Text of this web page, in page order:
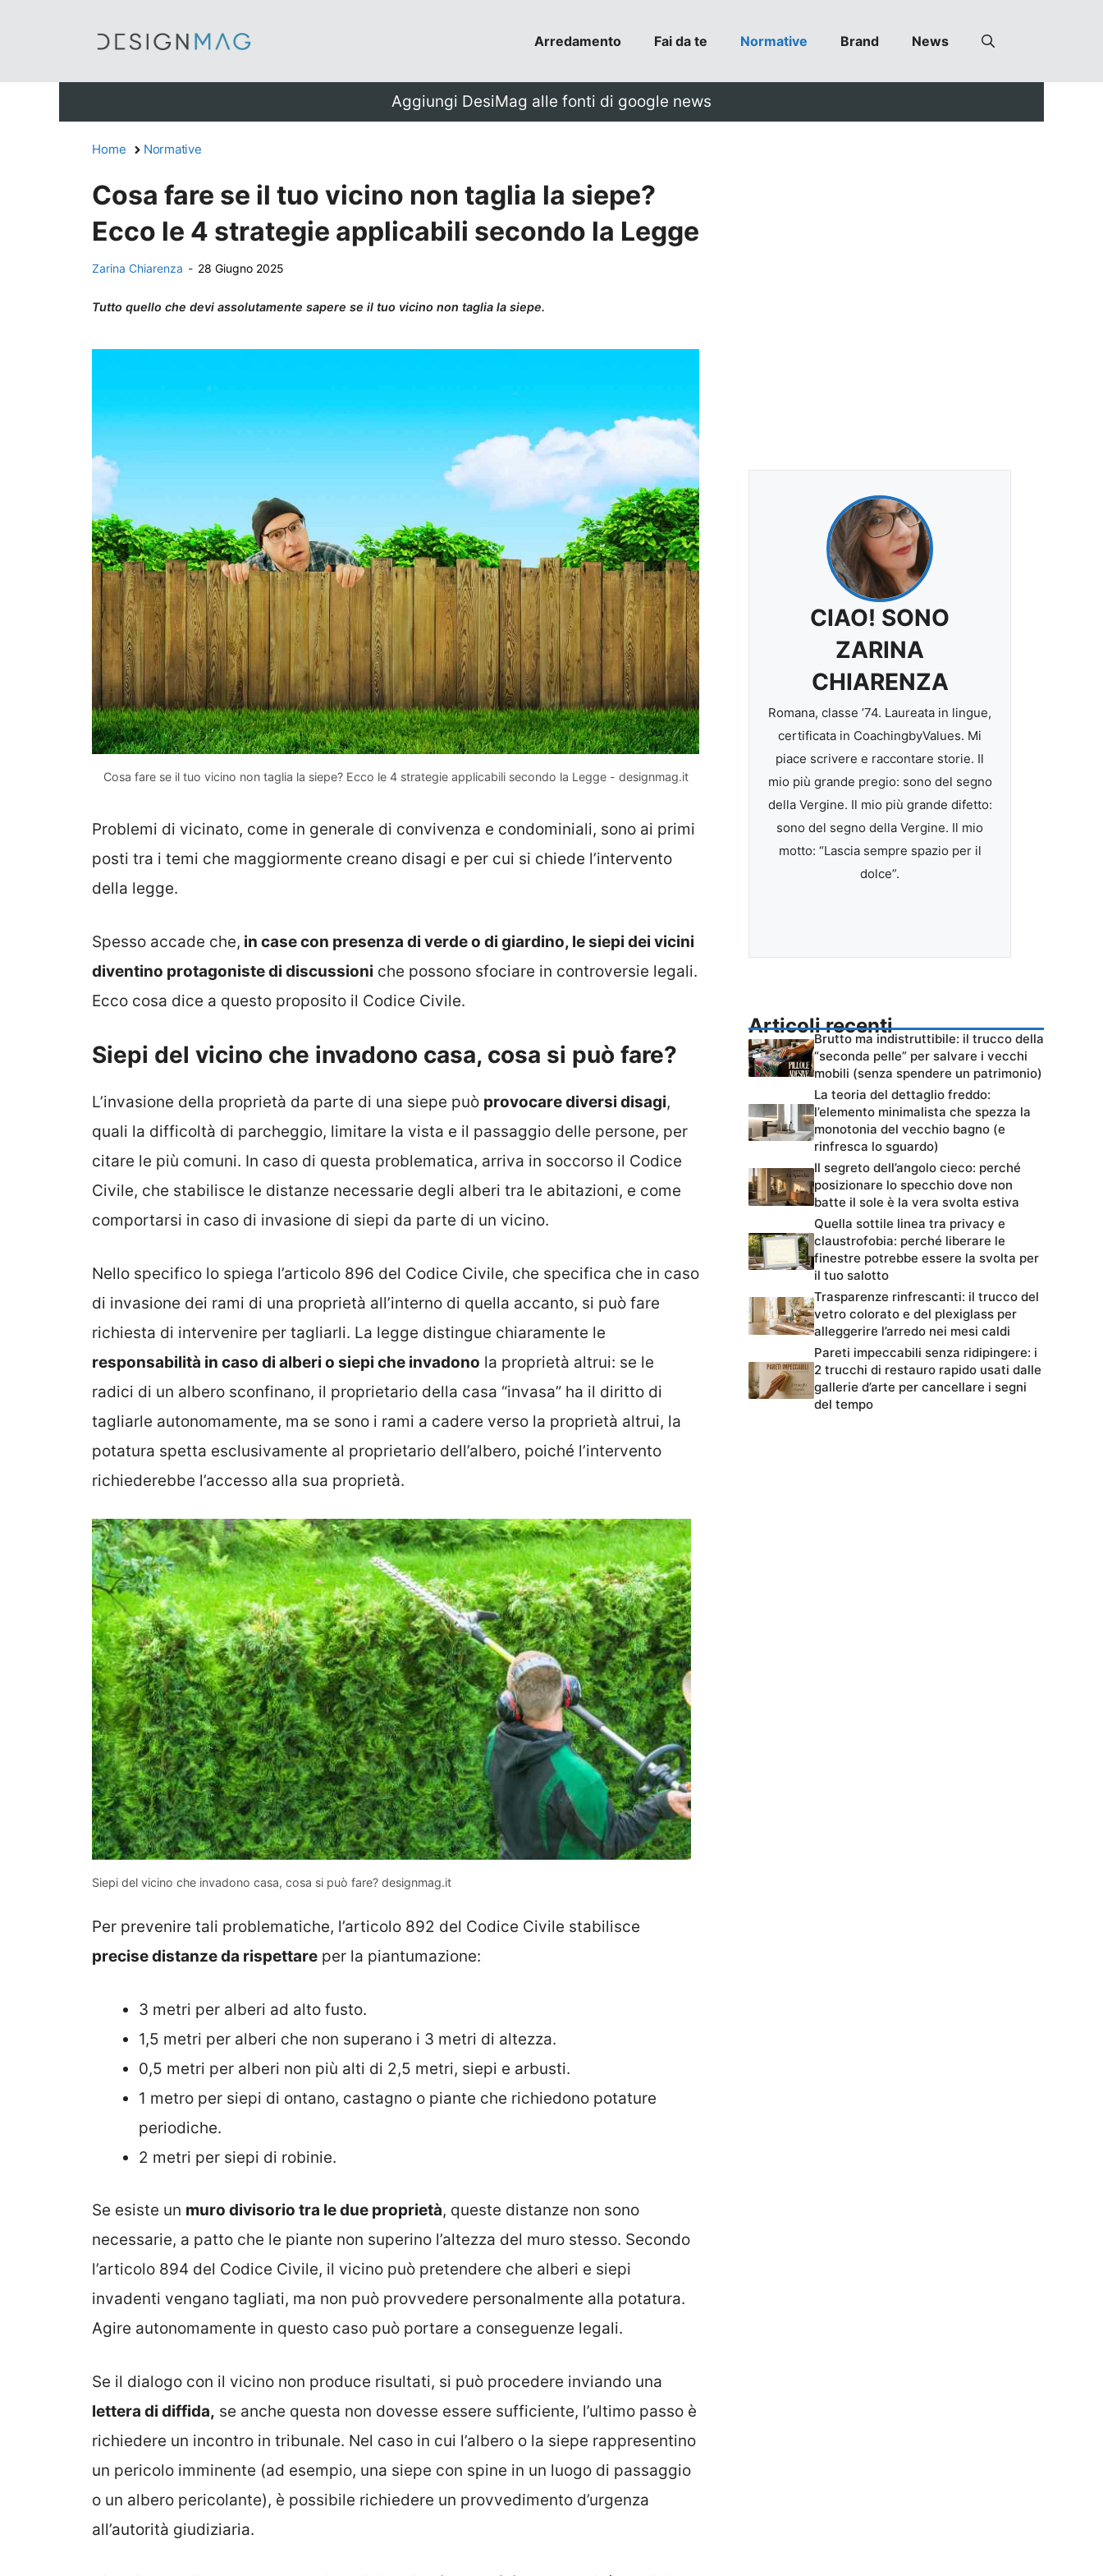
Arredamento Fai da te Normative Brand News
Aggiungi DesiMag alle fonti di google news
Home Normative
Cosa fare se il tuo vicino non taglia la siepe?
Ecco le 4 strategie applicabili secondo la Legge
Zarina Chiarenza - 28 Giugno 2025
Tutto quello che devi assolutamente sapere se il tuo vicino non taglia la siepe.
Cosa fare se il tuo vicino non taglia la siepe? Ecco le 4 strategie applicabili secondo la Legge - designmag.it
Problemi di vicinato, come in generale di convivenza e condominiali, sono ai primi
posti tra i temi che maggiormente creano disagi e per cui si chiede l’intervento
della legge.
Spesso accade che, in case con presenza di verde o di giardino, le siepi dei vicini
diventino protagoniste di discussioni che possono sfociare in controversie legali.
Ecco cosa dice a questo proposito il Codice Civile.
Siepi del vicino che invadono casa, cosa si può fare?
L’invasione della proprietà da parte di una siepe può provocare diversi disagi,
quali la difficoltà di parcheggio, limitare la vista e il passaggio delle persone, per
citare le più comuni. In caso di questa problematica, arriva in soccorso il Codice
Civile, che stabilisce le distanze necessarie degli alberi tra le abitazioni, e come
comportarsi in caso di invasione di siepi da parte di un vicino.
Nello specifico lo spiega l’articolo 896 del Codice Civile, che specifica che in caso
di invasione dei rami di una proprietà all’interno di quella accanto, si può fare
richiesta di intervenire per tagliarli. La legge distingue chiaramente le
responsabilità in caso di alberi o siepi che invadono la proprietà altrui: se le
radici di un albero sconfinano, il proprietario della casa “invasa” ha il diritto di
tagliarle autonomamente, ma se sono i rami a cadere verso la proprietà altrui, la
potatura spetta esclusivamente al proprietario dell’albero, poiché l’intervento
richiederebbe l’accesso alla sua proprietà.
Siepi del vicino che invadono casa, cosa si può fare? designmag.it
Per prevenire tali problematiche, l’articolo 892 del Codice Civile stabilisce
precise distanze da rispettare per la piantumazione:
3 metri per alberi ad alto fusto.
1,5 metri per alberi che non superano i 3 metri di altezza.
0,5 metri per alberi non più alti di 2,5 metri, siepi e arbusti.
1 metro per siepi di ontano, castagno o piante che richiedono potature
periodiche.
2 metri per siepi di robinie.
Se esiste un muro divisorio tra le due proprietà, queste distanze non sono
necessarie, a patto che le piante non superino l’altezza del muro stesso. Secondo
l’articolo 894 del Codice Civile, il vicino può pretendere che alberi e siepi
invadenti vengano tagliati, ma non può provvedere personalmente alla potatura.
Agire autonomamente in questo caso può portare a conseguenze legali.
Se il dialogo con il vicino non produce risultati, si può procedere inviando una
lettera di diffida, se anche questa non dovesse essere sufficiente, l’ultimo passo è
richiedere un incontro in tribunale. Nel caso in cui l’albero o la siepe rappresentino
un pericolo imminente (ad esempio, una siepe con spine in un luogo di passaggio
o un albero pericolante), è possibile richiedere un provvedimento d’urgenza
all’autorità giudiziaria.
CIAO! SONO
ZARINA
CHIARENZA
Romana, classe ’74. Laureata in lingue,
certificata in CoachingbyValues. Mi
piace scrivere e raccontare storie. Il
mio più grande pregio: sono del segno
della Vergine. Il mio più grande difetto:
sono del segno della Vergine. Il mio
motto: “Lascia sempre spazio per il
dolce”.
Articoli recenti
Brutto ma indistruttibile: il trucco della
“seconda pelle” per salvare i vecchi
mobili (senza spendere un patrimonio)
La teoria del dettaglio freddo:
l’elemento minimalista che spezza la
monotonia del vecchio bagno (e
rinfresca lo sguardo)
Il segreto dell’angolo cieco: perché
posizionare lo specchio dove non
batte il sole è la vera svolta estiva
Quella sottile linea tra privacy e
claustrofobia: perché liberare le
finestre potrebbe essere la svolta per
il tuo salotto
Trasparenze rinfrescanti: il trucco del
vetro colorato e del plexiglass per
alleggerire l’arredo nei mesi caldi
Pareti impeccabili senza ridipingere: i
2 trucchi di restauro rapido usati dalle
gallerie d’arte per cancellare i segni
del tempo